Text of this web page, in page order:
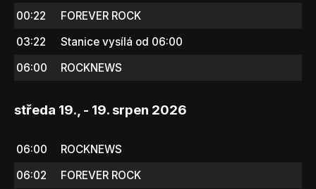
00:22
FOREVER ROCK
03:22
Stanice vysílá od 06:00
06:00
ROCKNEWS
středa 19., - 19. srpen 2026
06:00
ROCKNEWS
06:02
FOREVER ROCK